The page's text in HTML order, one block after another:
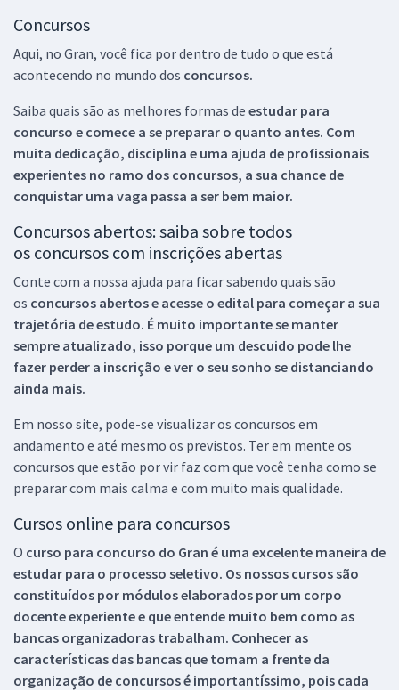
Concursos
Aqui, no Gran, você fica por dentro de tudo o que está
acontecendo no mundo dos concursos.
Saiba quais são as melhores formas de estudar para
concurso e comece a se preparar o quanto antes. Com
muita dedicação, disciplina e uma ajuda de profissionais
experientes no ramo dos concursos, a sua chance de
conquistar uma vaga passa a ser bem maior.
Concursos abertos: saiba sobre todos
os concursos com inscrições abertas
Conte com a nossa ajuda para ficar sabendo quais são
os concursos abertos e acesse o edital para começar a sua
trajetória de estudo. É muito importante se manter
sempre atualizado, isso porque um descuido pode lhe
fazer perder a inscrição e ver o seu sonho se distanciando
ainda mais.
Em nosso site, pode-se visualizar os concursos em
andamento e até mesmo os previstos. Ter em mente os
concursos que estão por vir faz com que você tenha como se
preparar com mais calma e com muito mais qualidade.
Cursos online para concursos
O curso para concurso do Gran é uma excelente maneira de
estudar para o processo seletivo. Os nossos cursos são
constituídos por módulos elaborados por um corpo
docente experiente e que entende muito bem como as
bancas organizadoras trabalham. Conhecer as
características das bancas que tomam a frente da
organização de concursos é importantíssimo, pois cada